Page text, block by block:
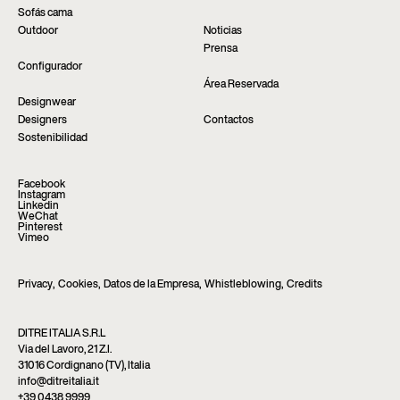
Sofás cama
Outdoor
Noticias
Prensa
Configurador
Área Reservada
Designwear
Designers
Contactos
Sostenibilidad
Facebook
Instagram
Linkedin
WeChat
Pinterest
Vimeo
Privacy, Cookies, Datos de la Empresa, Whistleblowing, Credits
DITRE ITALIA S.R.L
Via del Lavoro, 21 Z.I.
31016 Cordignano (TV), Italia
info@ditreitalia.it